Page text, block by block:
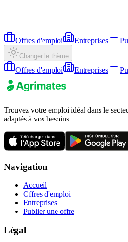
Offres d'emploi Entreprises
Changer le thème
Offres d'emploi Entreprises
Trouvez votre emploi idéal dans le
adaptés à vos besoins.
Navigation
Accueil
Offres d'emploi
Entreprises
Publier une offre
Légal